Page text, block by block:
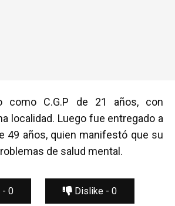
como C.G.P de 21 años, con
localidad. Luego fue entregado a
49 años, quien manifestó que su
de salud mental.
- 0 Dislike - 0